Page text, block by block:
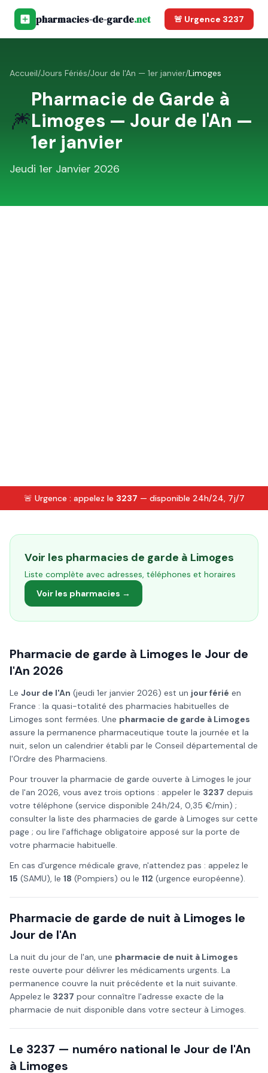
pharmacies-de-garde.net 🚨 Urgence 3237
Accueil/Jours Fériés/Jour de l'An — 1er janvier/Limoges
🎆
Pharmacie de Garde à
Limoges — Jour de l'An —
1er janvier
Jeudi 1er Janvier 2026
🚨 Urgence : appelez le 3237 — disponible 24h/24, 7j/7
Voir les pharmacies de garde à Limoges
Liste complète avec adresses, téléphones et horaires
Voir les pharmacies →
Pharmacie de garde à Limoges le Jour de
l'An 2026
Le Jour de l'An (jeudi 1er janvier 2026) est un jour férié en
France : la quasi-totalité des pharmacies habituelles de
Limoges sont fermées. Une pharmacie de garde à Limoges
assure la permanence pharmaceutique toute la journée et la
nuit, selon un calendrier établi par le Conseil départemental de
l'Ordre des Pharmaciens.
Pour trouver la pharmacie de garde ouverte à Limoges le jour
de l'an 2026, vous avez trois options : appeler le 3237 depuis
votre téléphone (service disponible 24h/24, 0,35 €/min) ;
consulter la liste des pharmacies de garde à Limoges sur cette
page ; ou lire l'affichage obligatoire apposé sur la porte de
votre pharmacie habituelle.
En cas d'urgence médicale grave, n'attendez pas : appelez le
15 (SAMU), le 18 (Pompiers) ou le 112 (urgence européenne).
Pharmacie de garde de nuit à Limoges le
Jour de l'An
La nuit du jour de l'an, une pharmacie de nuit à Limoges
reste ouverte pour délivrer les médicaments urgents. La
permanence couvre la nuit précédente et la nuit suivante.
Appelez le 3237 pour connaître l'adresse exacte de la
pharmacie de nuit disponible dans votre secteur à Limoges.
Le 3237 — numéro national le Jour de l'An
à Limoges